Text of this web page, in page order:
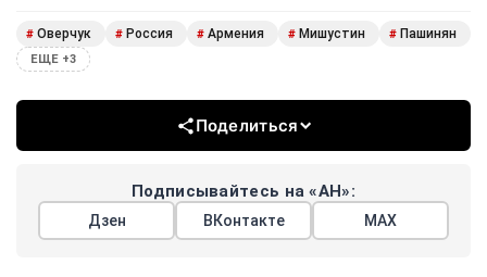
# Оверчук # Россия # Армения # Мишустин # Пашинян
ЕЩЕ +3
Поделиться
Подписывайтесь на «АН»:
Дзен ВКонтакте МАХ